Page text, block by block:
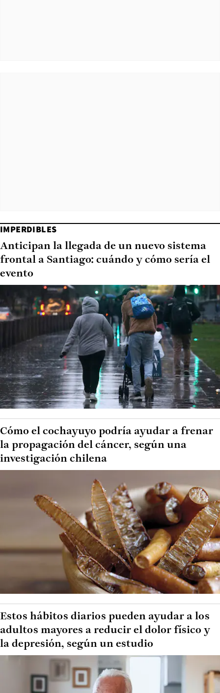
IMPERDIBLES
Anticipan la llegada de un nuevo sistema
frontal a Santiago: cuándo y cómo sería el
evento
Cómo el cochayuyo podría ayudar a frenar
la propagación del cáncer, según una
investigación chilena
Estos hábitos diarios pueden ayudar a los
adultos mayores a reducir el dolor físico y
la depresión, según un estudio